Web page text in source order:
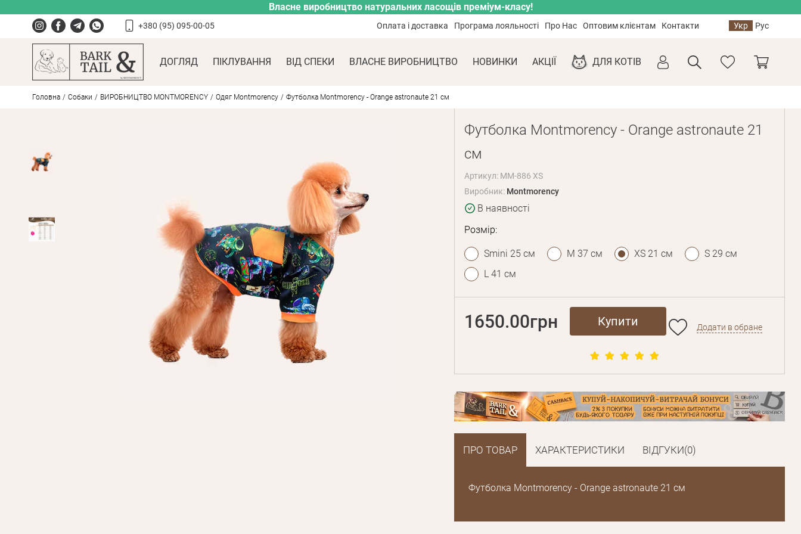
Власне виробництво натуральних ласощів преміум-класу!
+380 (95) 095-00-05 Оплата і доставка Програма лояльності Про Нас Оптовим клієнтам Контакти Укр Рус
ДОГЛЯД ПІКЛУВАННЯ ВІД СПЕКИ ВЛАСНЕ ВИРОБНИЦТВО НОВИНКИ АКЦІЇ ДЛЯ КОТІВ
Головна Собаки ВИРОБНИЦТВО MONTMORENCY Одяг Montmorency Футболка Montmorency - Orange astronaute 21 см
Футболка Montmorency - Orange astronaute 21
см
Артикул: MM-886 XS
Виробник: Montmorency
В наявності
Розмір:
Smini 25 см M 37 см XS 21 см
S 29 см
L 41 см
1650.00грн Купити Додати в обране
ПРО ТОВАР ХАРАКТЕРИСТИКИ ВІДГУКИ(0)
Футболка Montmorency - Orange astronaute 21 см